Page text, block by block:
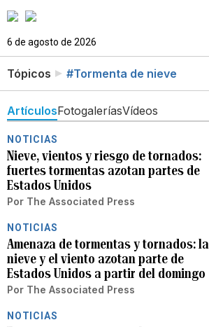
6 de agosto de 2026
Tópicos #Tormenta de nieve
ArtículosFotogaleríasVídeos
NOTICIAS
Nieve, vientos y riesgo de tornados:
fuertes tormentas azotan partes de
Estados Unidos
Por The Associated Press
NOTICIAS
Amenaza de tormentas y tornados: la
nieve y el viento azotan parte de
Estados Unidos a partir del domingo
Por The Associated Press
NOTICIAS